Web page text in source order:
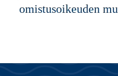
omistusoikeuden